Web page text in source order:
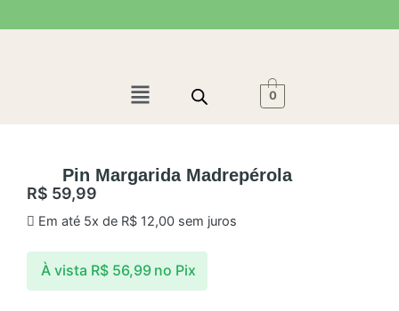
para
Menu 0
Pin Margarida Madrepérola
R$ 59,99
Em até 5x de R$12,00sem juros
À vista R$56,99 no Pix